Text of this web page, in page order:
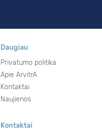
Daugiau
Privatumo politika
Apie ArvitrA
Kontaktai
Naujienos
Kontaktai